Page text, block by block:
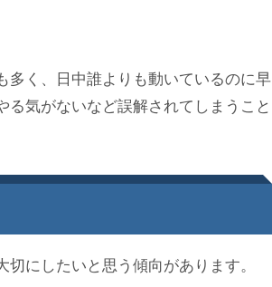
多く、日中誰よりも動いているのに早
る気がないなど誤解されてしまうこと
にしたいと思う傾向があります。